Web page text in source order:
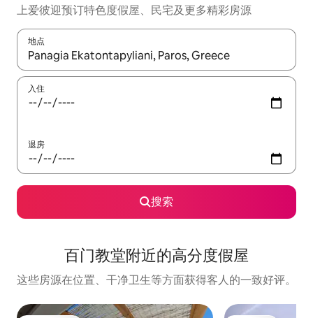
上爱彼迎预订特色度假屋、民宅及更多精彩房源
地点
如有搜索结果，请使用上下方向键查看，或通过点击或滑动手势
入住
退房
搜索
百门教堂附近的高分度假屋
这些房源在位置、干净卫生等方面获得客人的一致好评。